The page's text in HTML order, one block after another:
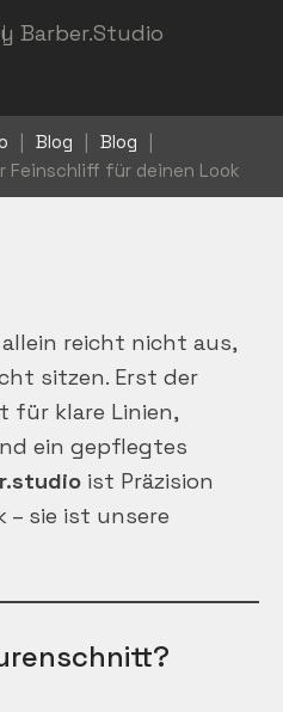
Barber.Studio
| Blog | Blog
|
für deinen Look
reicht nicht aus,
sitzen. Erst der
für klare Linien,
ein gepflegtes
ist Präzision
– sie ist unsere